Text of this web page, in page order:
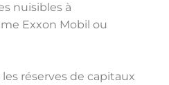
nuisibles à
Exxon Mobil ou
réserves de capitaux